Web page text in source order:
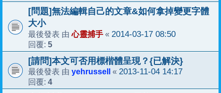
[問題]無法編輯自己的文章&如何拿掉變更字體
大小
最後發表 由心靈捕手 « 2014-03-17 08:50
回覆: 5
[請問]本文可否用標楷體呈現？{已解決}
最後發表 由 yehrussell « 2013-11-04 14:17
回覆: 4